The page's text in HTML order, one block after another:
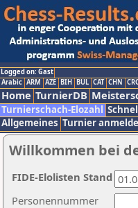
Logged on: Gast
Arabic ARM AZE BIH BUL CAT CHN
Home TurnierDB
Turnierschach-Elozahl
Allgemeines Turnier
Willkommen bei
Personennummer
FIDE-Elolisten Stand